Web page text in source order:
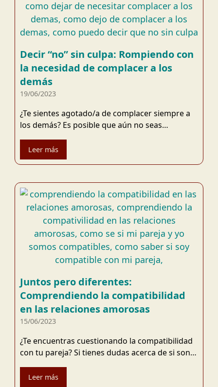
Decir “no” sin culpa: Rompiendo con
la necesidad de complacer a los
demás
19/06/2023
¿Te sientes agotado/a de complacer siempre a
los demás? Es posible que aún no seas…
Leer más
Juntos pero diferentes:
Comprendiendo la compatibilidad
en las relaciones amorosas
15/06/2023
¿Te encuentras cuestionando la compatibilidad
con tu pareja? Si tienes dudas acerca de si son…
Leer más